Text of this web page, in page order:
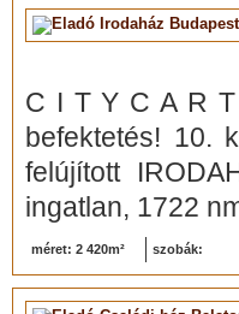
C I T Y C A R T
befektetés! 10.
felújított
ingatlan, 1722
méret: 2 420m² szobák: